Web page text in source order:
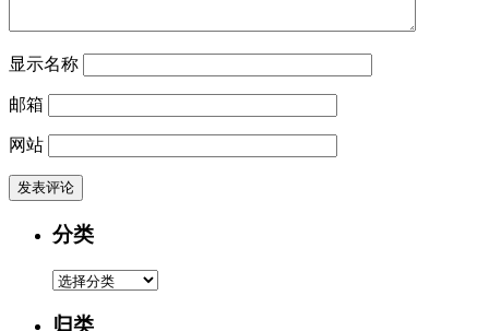
显示名称
邮箱
网站
分类
分
归类